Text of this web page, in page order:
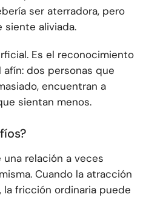
ser aterradora, pero
siente aliviada.
Es el reconocimiento
dos personas que
encuentran a
sientan menos.
relación a veces
Cuando la atracción
fricción ordinaria puede